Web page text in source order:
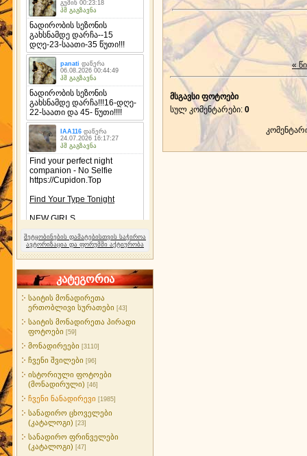
შეტყობინების დამატებისთვის საჭიროა
ავტორიზაცია და ფორუმში აქტიურობა
კატეგორია
საიტის მონადირეთა
ერთობლივი სურათები [43]
საიტის მონადირეთა პირადი
ფოტოები [59]
მონადირეები [3110]
ჩვენი შვილები [96]
ისტორიული ფოტოები
(მონადირული) [46]
ჩვენი ნანადირევი [1985]
სანადირო ცხოველები
(კატალოგი) [23]
სანადირო ფრინველები
(კატალოგი) [47]
«
მსგავსი ფოტოები
სულ კომენტარები: 0